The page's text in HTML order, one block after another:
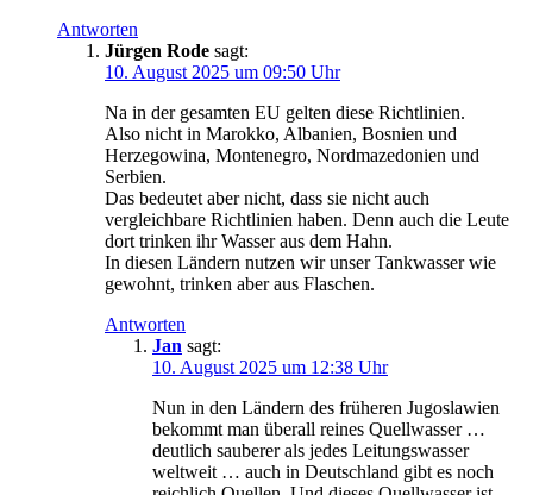
Antworten
Jürgen Rode sagt:
10. August 2025 um 09:50 Uhr
Na in der gesamten EU gelten diese Richtlinien.
Also nicht in Marokko, Albanien, Bosnien und
Herzegowina, Montenegro, Nordmazedonien und
Serbien.
Das bedeutet aber nicht, dass sie nicht auch
vergleichbare Richtlinien haben. Denn auch die Leute
dort trinken ihr Wasser aus dem Hahn.
In diesen Ländern nutzen wir unser Tankwasser wie
gewohnt, trinken aber aus Flaschen.
Antworten
Jan sagt:
10. August 2025 um 12:38 Uhr
Nun in den Ländern des früheren Jugoslawien
bekommt man überall reines Quellwasser …
deutlich sauberer als jedes Leitungswasser
weltweit … auch in Deutschland gibt es noch